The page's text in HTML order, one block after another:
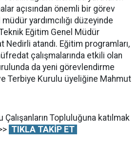
açısından önemli bir görev
yardımcılığı düzeyinde
Eğitim Genel Müdür
Nedirli atandı. Eğitim programları,
çalışmalarında etkili olan
da yeni görevlendirme
Terbiye Kurulu üyeliğine Mahmut
Topluluğuna katılmak
TIKLA TAKİP ET